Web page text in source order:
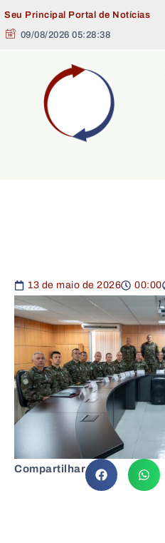
Seu Principal Portal de Notícias
09/08/2026 05:28:38
13 de maio de 2026 00:00
Compartilhar